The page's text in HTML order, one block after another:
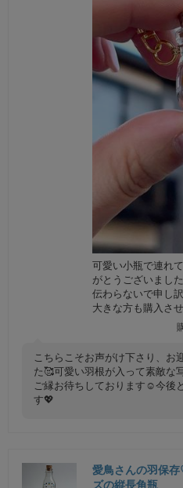
可愛い小瓶で連れ
がとうございまし
伝わらないで申し
大きな方も購入さ
こちらこそお声がけ下さり、お
た🥰可愛い羽根が入って素敵
ご縁お待ちしております☺️今後
す💖
愛鳥さんの羽保
ズの縦長角瓶